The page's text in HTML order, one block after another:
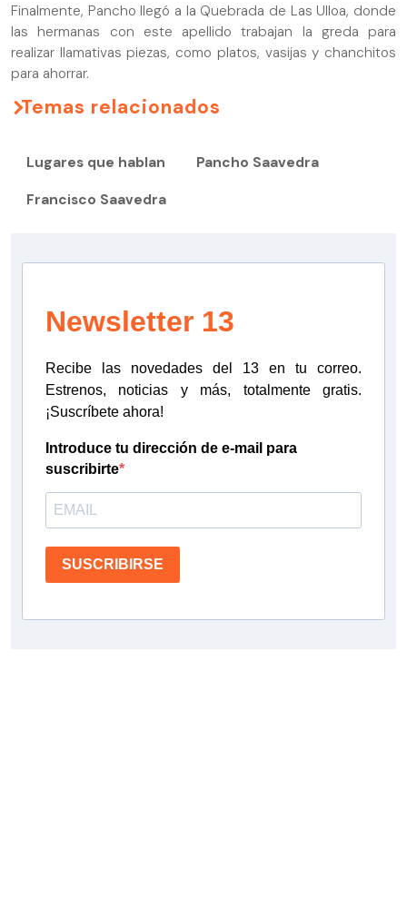
Finalmente, Pancho llegó a la Quebrada de Las Ulloa, donde
las hermanas con este apellido trabajan la greda para
realizar llamativas piezas, como platos, vasijas y chanchitos
para ahorrar.
Temas relacionados
Lugares que hablan Pancho Saavedra
Francisco Saavedra
Newsletter 13
Recibe las novedades del 13 en tu correo.
Estrenos, noticias y más, totalmente gratis.
¡Suscríbete ahora!
Introduce tu dirección de e-mail para
suscribirte
SUSCRIBIRSE